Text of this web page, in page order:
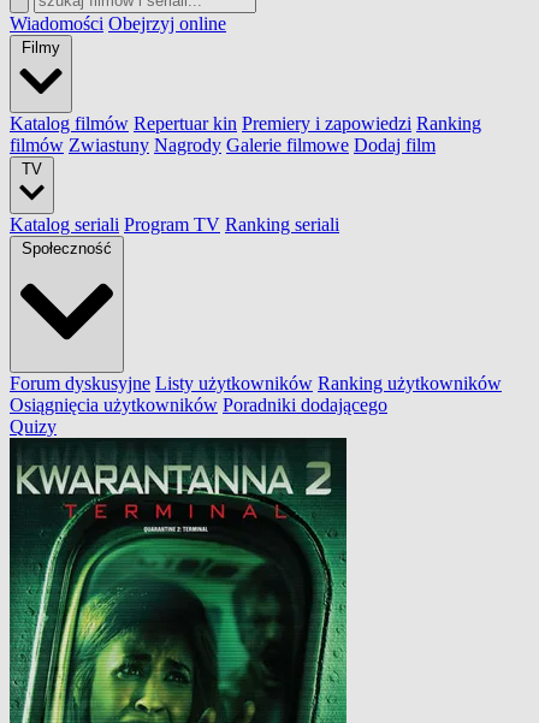
Wiadomości Obejrzyj online
Filmy
Katalog filmów Repertuar kin Premiery i zapowiedzi Ranking
filmów Zwiastuny Nagrody Galerie filmowe Dodaj film
TV
Katalog seriali Program TV Ranking seriali
Społeczność
Forum dyskusyjne Listy użytkowników Ranking użytkowników
Osiągnięcia użytkowników Poradniki dodającego
Quizy